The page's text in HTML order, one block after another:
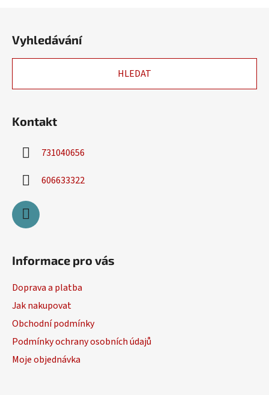
Vyhledávání
HLEDAT
Kontakt
731040656
606633322
Informace pro vás
Doprava a platba
Jak nakupovat
Obchodní podmínky
Podmínky ochrany osobních údajů
Moje objednávka